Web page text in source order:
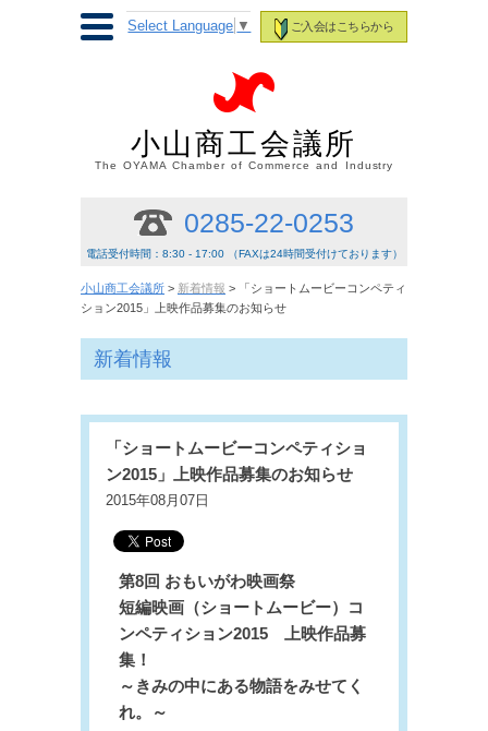
ご入会はこちらから
Select Language ▼
小山商工会議所
The OYAMA Chamber of Commerce and Industry
0285-22-0253
電話受付時間：8:30 - 17:00 （FAXは24時間受付けております）
小山商工会議所 > 新着情報 > 「ショートムービーコンペティ
ション2015」上映作品募集のお知らせ
新着情報
「ショートムービーコンペティショ
ン2015」上映作品募集のお知らせ
2015年08月07日
第8回 おもいがわ映画祭
短編映画（ショートムービー）コ
ンペティション2015 上映作品募
集！
～きみの中にある物語をみせてく
れ。～